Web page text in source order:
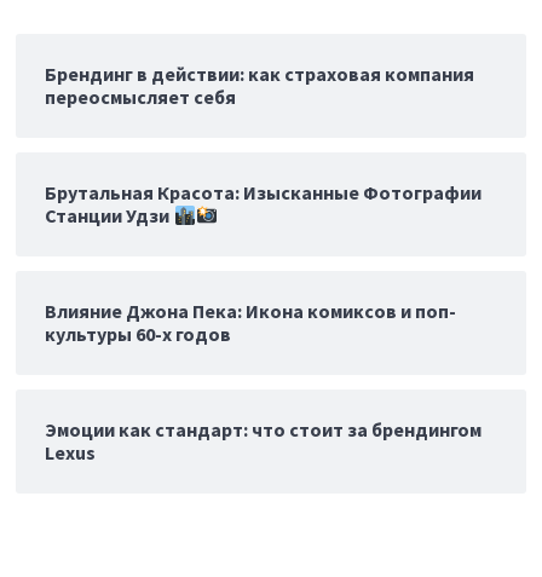
Брендинг в действии: как страховая компания
переосмысляет себя
Брутальная Красота: Изысканные Фотографии
Станции Удзи
Влияние Джона Пека: Икона комиксов и поп-
культуры 60-х годов
Эмоции как стандарт: что стоит за брендингом
Lexus